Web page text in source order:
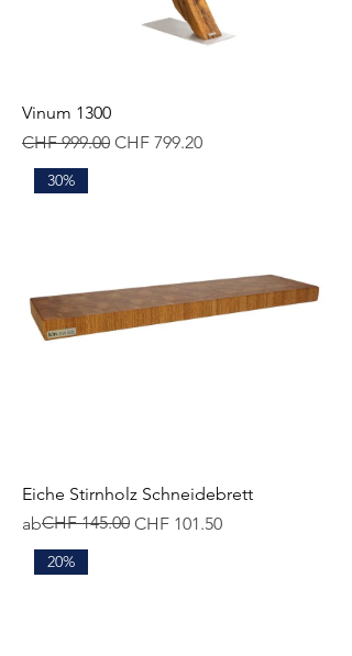
Vinum 1300
Standardpreis
CHF 999.00 Sale-Preis
CHF 799.20
30%
Eiche Stirnholz Schneidebrett
ab
Standardpreis
CHF 145.00 CHF 101.50
Sale-Preis
20%